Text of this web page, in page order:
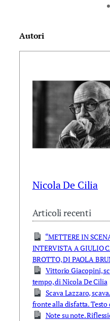
Autori
Nicola De Cilia
Articoli recenti
“METTERE IN
INTERVISTA A GIULIO
BROTTO, DI PAOLA
Vittorio Giacopini,
tempo, di Nicola De Cilia
Scava Lazzaro,
fronte alla disfatta.
Note su note.